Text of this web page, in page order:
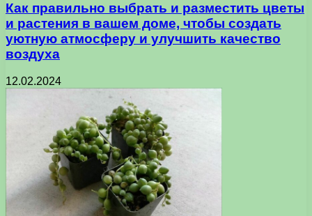
Как правильно выбрать и разместить цветы
и растения в вашем доме, чтобы создать
уютную атмосферу и улучшить качество
воздуха
12.02.2024